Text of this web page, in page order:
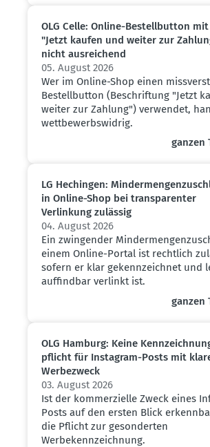
OLG Celle: Online-Bestell­button mit
"Jetzt kaufen und weiter zur
nicht ausrei­chend
05. August 2026
Wer im Online-Shop einen
Bestellbutton (Beschriftung "Jetzt
weiter zur Zahlung") verwendet,
wettbewerbswidrig.
ganzen
LG Hechingen:
in Online-Shop bei trans­pa­renter
Verlinkung zulässig
04. August 2026
Ein zwingender
einem Online-Portal ist rechtlich
sofern er klar gekennzeichnet und
auffindbar verlinkt ist.
ganzen
OLG Hamburg: Keine
pflicht für Instagram-Posts mit
Werbe­zweck
03. August 2026
Ist der kommerzielle Zweck eines
Posts auf den ersten Blick
die Pflicht zur gesonderten
Werbekennzeichnung.